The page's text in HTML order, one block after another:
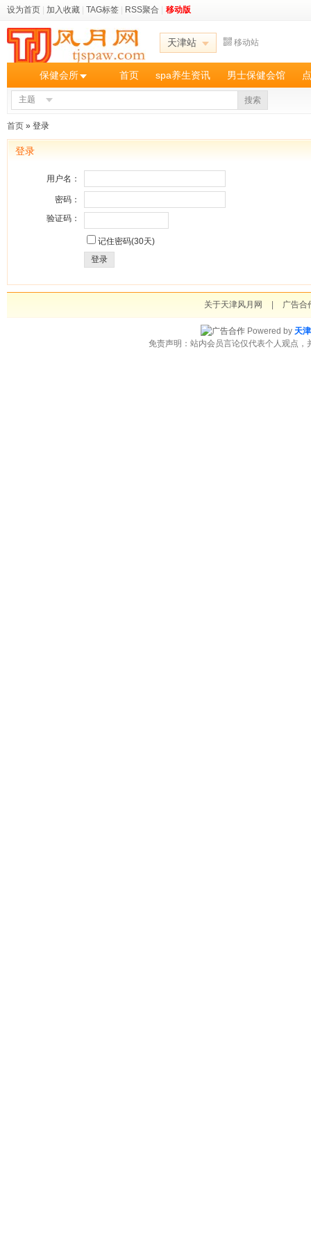
设为首页 加入收藏 TAG标签 RSS聚合 移动版
天津站 移动站
保健会所 首页 spa养生资讯 男士保健会馆
主题 搜索
首页 » 登录
登录
用户名：
密码：
验证码：
记住密码(30天)
登录
关于天津风月网 广告合
Powered by 天
免责声明：站内会员言论仅代表个人观点